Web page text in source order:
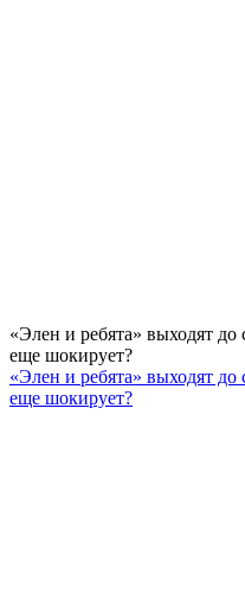
«Элен и ребята» выходят
еще шокирует?
«Элен и ребята» выходят
еще шокирует?